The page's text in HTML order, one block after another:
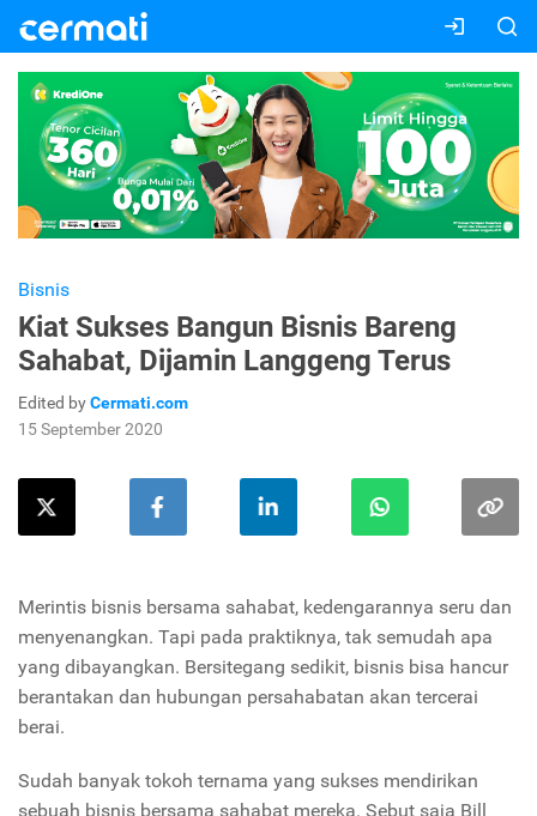
Bisnis
Kiat Sukses Bangun Bisnis Bareng
Sahabat, Dijamin Langgeng Terus
Edited byCermati.com
15 September 2020
Merintis bisnis bersama sahabat, kedengarannya seru dan
menyenangkan. Tapi pada praktiknya, tak semudah apa
yang dibayangkan. Bersitegang sedikit, bisnis bisa hancur
berantakan dan hubungan persahabatan akan tercerai
berai.
Sudah banyak tokoh ternama yang sukses mendirikan
sebuah bisnis bersama sahabat mereka. Sebut saja Bill